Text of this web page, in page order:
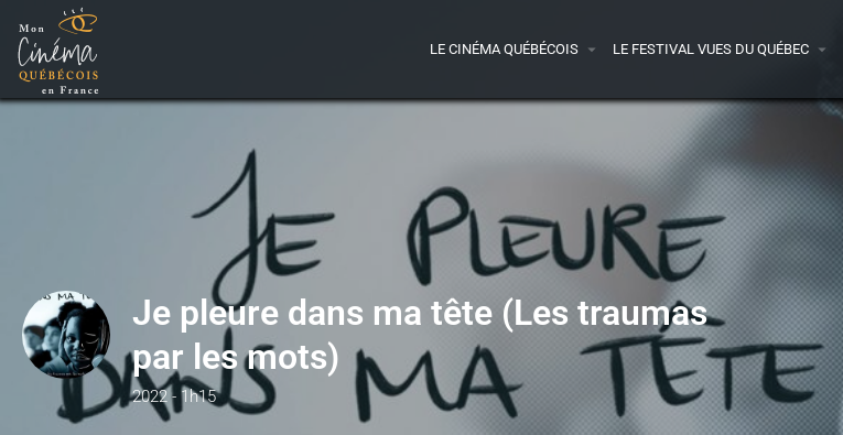
LE CINÉMA QUÉBÉCOIS LE FESTIVAL VUES DU QUÉBEC
Je pleure dans ma tête (Les traumas
par les mots)
2022 - 1h15